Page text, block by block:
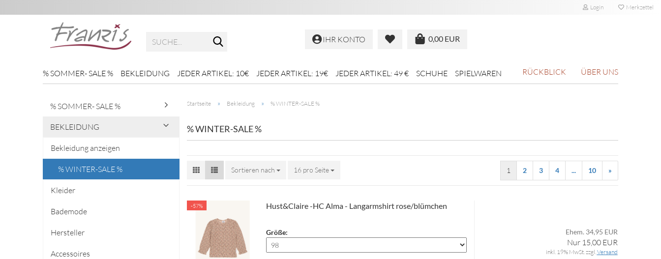
Login Merkzettel
0,00 EUR
IHR KONTO
% SOMMER- SALE % BEKLEIDUNG JEDER ARTIKEL: 10€ JEDER ARTIKEL: 19€ JEDER ARTIKEL: 49 € SCHUHE SPIELWAREN RÜCKBLICK ÜBER UNS
Startseite » Bekleidung » % WINTER-SALE %
% WINTER-SALE %
Sortieren nach
Sortieren nach 16 pro Seite
pro Seite 1 2 3 4 ... 10 »
-57% Hust&Claire -HC Alma - Langarmshirt rose/blümchen
Größe: Ehem. 34,95 EUR
Nur 15,00 EUR
inkl. 19% MwSt. zzgl.Versand
% SOMMER- SALE %
BEKLEIDUNG
Bekleidung anzeigen
% WINTER-SALE %
Kleider
Bademode
Hersteller
Accessoires